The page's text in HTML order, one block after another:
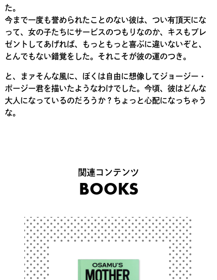
た。
今まで一度も誉められたことのない彼は、つい有頂天にな
って、女の子たちにサービスのつもりなのか、キスもプレ
ゼントしてあげれば、もっともっと喜ぶに違いないぞと、
とんでもない錯覚をした。それこそが彼の運のつき。
と、まァそんな風に、ぼくは自由に想像してジョージー・
ポージー君を描いたようなわけでした。今頃、彼はどんな
大人になっているのだろうか？ちょっと心配になっちゃう
な。
関連コンテンツ
BOOKS